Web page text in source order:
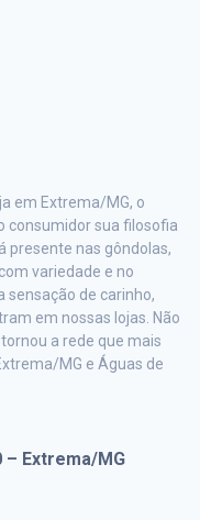
em Extrema/MG, o
consumidor sua filosofia
presente nas gôndolas,
variedade e no
sensação de carinho,
em nossas lojas. Não
a rede que mais
MG e Águas de
– Extrema/MG